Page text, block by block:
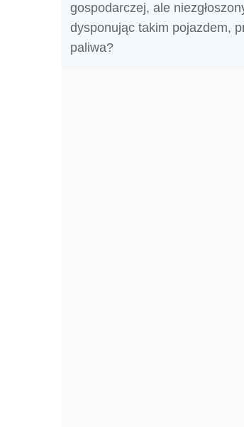
gospodarczej, ale
dysponując takim pojazdem,
paliwa?